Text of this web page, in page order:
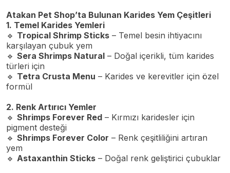
Atakan Pet Shop’ta Bulunan Karides Yem Çeşitleri
1. Temel Karides Yemleri
🔹 Tropical Shrimp Sticks – Temel besin ihtiyacını
karşılayan çubuk yem
🔹 Sera Shrimps Natural – Doğal içerikli, tüm karides
türleri için
🔹 Tetra Crusta Menu – Karides ve kerevitler için özel
formül
2. Renk Artırıcı Yemler
🔹 Shrimps Forever Red – Kırmızı karidesler için
pigment desteği
🔹 Shrimps Forever Color – Renk çeşitliliğini artıran
yem
🔹 Astaxanthin Sticks – Doğal renk geliştirici çubuklar